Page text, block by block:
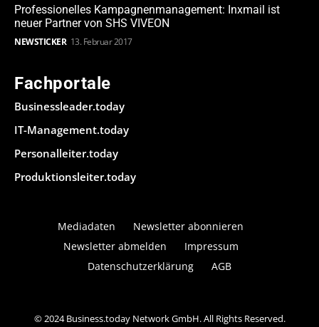
Professionelles Kampagnenmanagement: Inxmail ist
neuer Partner von SHS VIVEON
NEWSTICKER 13. Februar 2017
Fachportale
Businessleader.today
IT-Management.today
Personalleiter.today
Produktionsleiter.today
Mediadaten
Newsletter abonnieren
Newsletter abmelden
Impressum
Datenschutzerklärung
AGB
© 2024 Business.today Network GmbH. All Rights Reserved.